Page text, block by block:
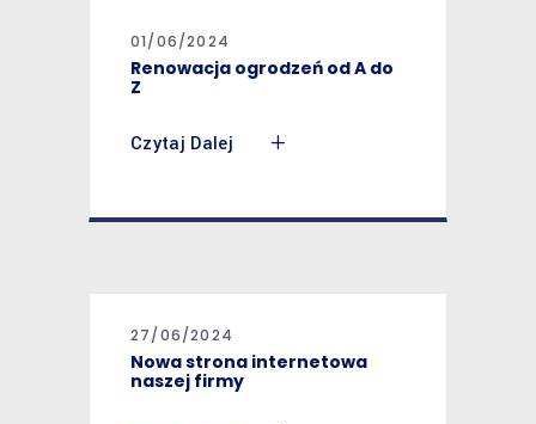
01/06/2024
Renowacja ogrodzeń od A do
Z
Czytaj Dalej
27/06/2024
Nowa strona internetowa
naszej firmy